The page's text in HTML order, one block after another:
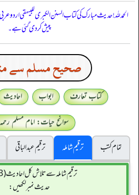
الحمدللہ! حدیث مبارک کی کتاب السنن الكبرى للبيهقي
پیش کر دی گئی ہے۔
صحيح مسلم سے
کتاب تعارف ابواب احادیث
سوانح حیات: امام مسلم
تمام کتب
ترقیم شاملہ ترقيم عبدالباقی
ترقیم شاملہ سے تلاش کل احادیث (7563)
حدیث نمبر لکھیں: